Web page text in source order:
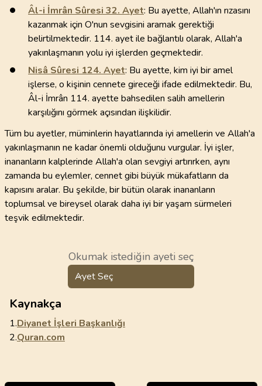
Âl-i İmrân Sûresi 32. Ayet: Bu ayette, Allah'ın rızasını
kazanmak için O'nun sevgisini aramak gerektiği
belirtilmektedir. 114. ayet ile bağlantılı olarak, Allah'a
yakınlaşmanın yolu iyi işlerden geçmektedir.
Nisâ Sûresi 124. Ayet: Bu ayette, kim iyi bir amel
işlerse, o kişinin cennete gireceği ifade edilmektedir. Bu,
Âl-i İmrân 114. ayette bahsedilen salih amellerin
karşılığını görmek açısından ilişkilidir.
Tüm bu ayetler, müminlerin hayatlarında iyi amellerin ve Allah'a
yakınlaşmanın ne kadar önemli olduğunu vurgular. İyi işler,
inananların kalplerinde Allah'a olan sevgiyi artırırken, aynı
zamanda bu eylemler, cennet gibi büyük mükafatların da
kapısını aralar. Bu şekilde, bir bütün olarak inananların
toplumsal ve bireysel olarak daha iyi bir yaşam sürmeleri
teşvik edilmektedir.
Okumak istediğin ayeti seç
Ayet Seç
Kaynakça
1.Diyanet İşleri Başkanlığı
2.Quran.com